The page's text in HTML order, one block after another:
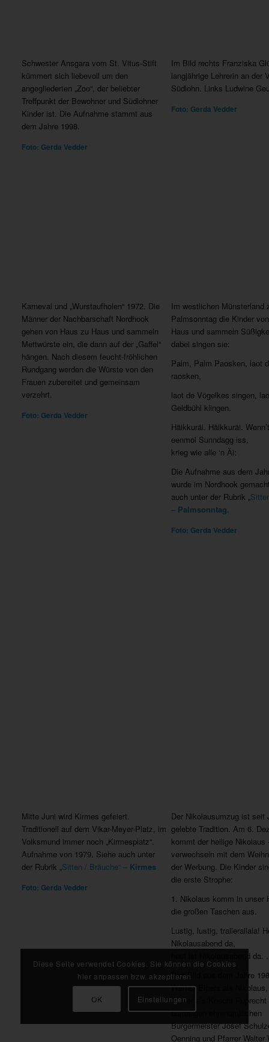
Schwester Ansgara vom St. Vitus-Stift
kümmert sich liebevoll um den
angegliederten „Zoo“, der beliebter
Treffpunkt der Bewohner und Südlohner
Kinder ist. Die Aufnahme stammt aus
dem Jahre 1998.
Foto: Gerda Vedder
Im Bild rechts Franziska
langjährige Lehrerin an der
Südlohn. Links Ludwine
Foto: Gerda Vedder
Karneval und „Wurstaufholen“ 1972. Die
Männer der Nachbarschaft Nordhook
gehen von Haus zu Haus und sammeln
Mettwürste ein, die dann auf der „Gaffel“
hängen. Nach diesem feucht-fröhlichen
Rundgang werden die Würste von den
Frauen zubereitet und gemeinsam
verzehrt.
Foto: Gerda Vedder
Im westlichen Münsterland
Palmsonntag die Kinder
Haus und sammeln
dabei singen sie:
Palm, Palm Paosken, laot
raosken,
laot de Vögelkes singen,
Geldbühl klingen.
Häikkuräi. Häikkuräi.
eenmol Sunndagg iss,
krieg wie alle ‘n Äi:
Die Aufnahme aus dem
wurde im Nordhook
auch unter der Rubrik „
– Palmsonntag.
Foto: Gerda Vedder
Mitte Juni wird Kirmes gefeiert.
Traditionell auf dem Vikar-Meyer-Platz, im
Volksmund immer noch „Kirmesplatz“.
Aufnahme von 1979. Siehe auch unter
der Rubrik „Sitten / Bräuche“ – Kirmes
Foto: Gerda Vedder
Der Nikolausumzug ist seit
gelebte Tradition. Am 6.
kommt der heilige Nikolaus
verwechseln mit dem
der Werbung. Die Kinder
die erste Strophe:
1. Nikolaus komm in unser
die großen Taschen aus.
Lustig, lustig, trallerallala!
Nikolausabend da,
heut ist Nikolausabend
Das Bild aus dem Jahre
Werner Elpers als
Picker als Knecht
damaligen ehrenamtlichen
Bürgermeister Josef
Oenning und Pfarrer Walter
Diese Seite verwendet Cookies. Sie können die Cookies
hier anpassen bzw. akzeptieren
OK Einstellungen